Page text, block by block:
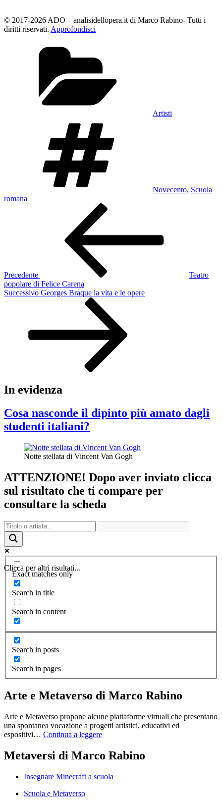
© 2017-2026 ADO – analisidellopera.it di Marco Rabino- Tutti i
diritti riservati. Approfondisci
Artisti
Novecento, Scuola
romana
Precedente
Teatro
popolare di Felice Carena
Articolo
Successivo Georges Braque la vita e le opere
In evidenza
Cosa nasconde il dipinto più amato dagli
studenti italiani?
Notte stellata di Vincent Van Gogh
ATTENZIONE! Dopo aver inviato clicca
sul risultato che ti compare per
consultare la scheda
Clicca per altri risultati...
Exact matches only
Search in title
Search in content
Search in posts
Search in pages
Arte e Metaverso di Marco Rabino
Arte e Metaverso propone alcune piattaforme virtuali che presentano
una spontanea vocazione a progetti artistici, educativi ed
espositivi… Continua a leggere
Metaversi di Marco Rabino
Insegnare Minecraft a scuola
Scuola e Metaverso